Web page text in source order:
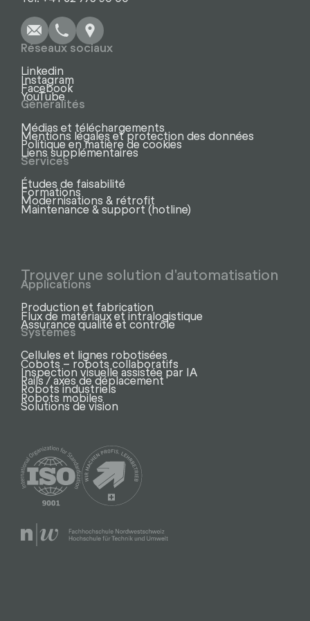
Réseaux sociaux
Linkedin
Instagram
Facebook
YouTube
Généralités
Médias et téléchargements
Mentions légales et protection des données
Politique en matière de cookies
Liens supplémentaires
Services
Études de faisabilité
Formations
Modernisations & rétrofit
Maintenance & support (hotline)
Trouver une solution d'automatisation
Applications
Production et fabrication
Flux de matériaux et intralogistique
Assurance qualité et contrôle
Systèmes
Cellules et lignes robotisées
Cobots – robots collaboratifs
Inspection visuelle assistée par IA
Rails / axes de déplacement
Robots industriels
Robots mobiles
Solutions de vision